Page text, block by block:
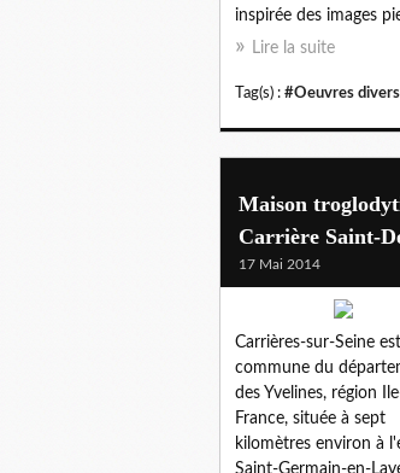
inspirée des images
Lire la suite
Tag(s) : #Oeuvres
Maison
Carrière Saint-
17 Mai 2014
Carrières-sur-Seine
commune du
des Yvelines, région
France, située à sept
kilomètres environ à
Saint-Germain-en-